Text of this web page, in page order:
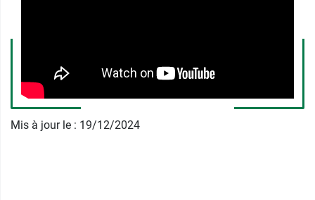
Fabricant
SICOBEL
104 avenue Frédéric Mistral
Mis à jour le : 19/12/2024